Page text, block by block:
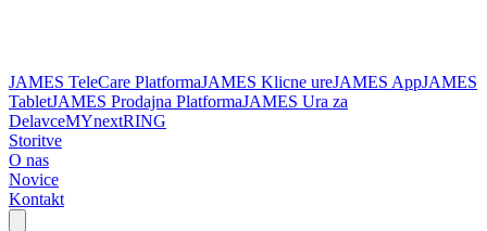
JAMES TeleCare PlatformaJAMES Klicne ureJAMES AppJAMES
TabletJAMES Prodajna PlatformaJAMES Ura za
DelavceMYnextRING
Storitve
O nas
Novice
Kontakt